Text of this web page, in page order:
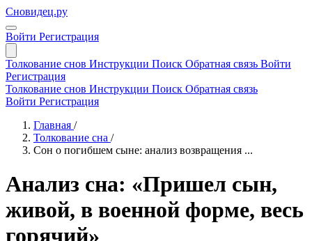
Сновидец.ру
Войти Регистрация
Толкование снов Инструкции Поиск Обратная связь Войти
Регистрация
Толкование снов Инструкции Поиск Обратная связь
Войти Регистрация
Главная /
Толкование сна /
Сон о погибшем сыне: анализ возвращения ...
Анализ сна: «Пришел сын,
живой, в военной форме, весь
горячий»